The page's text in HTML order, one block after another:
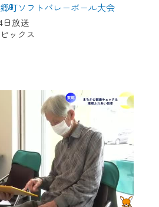
町ソフトバレーボール大会
日放送
ックス
グインには、MyIDが必
Web TVを含むCCNetの
用頂くためのIDです。
どのフリーメールアドレ
）
グイン・MyIDの新規登
利用中の方は引き続き
す。